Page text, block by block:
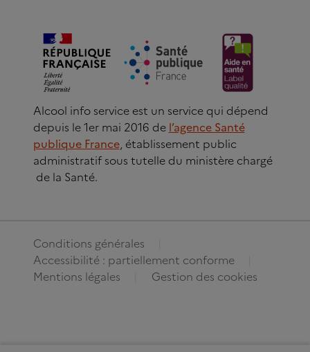
Alcool info service est un service qui dépend
depuis le 1er mai 2016 de l’agence Santé
publique France, établissement public
administratif sous tutelle du ministère chargé
de la Santé.
Conditions générales
Accessibilité : partiellement conforme
Mentions légales
Gestion des cookies